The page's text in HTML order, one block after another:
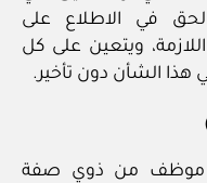
في الاطلاع على
ويتعين على كل
الشأن دون تأخير.
موظف من ذوي صفة